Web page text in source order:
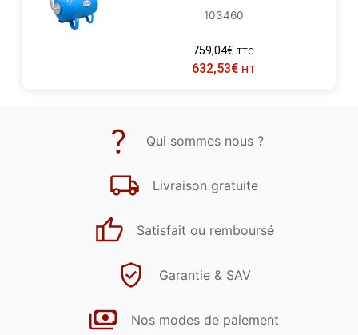
103460
759,04€ TTC
632,53€ HT
Qui sommes nous ?
Livraison gratuite
Satisfait ou remboursé
Garantie & SAV
Nos modes de paiement